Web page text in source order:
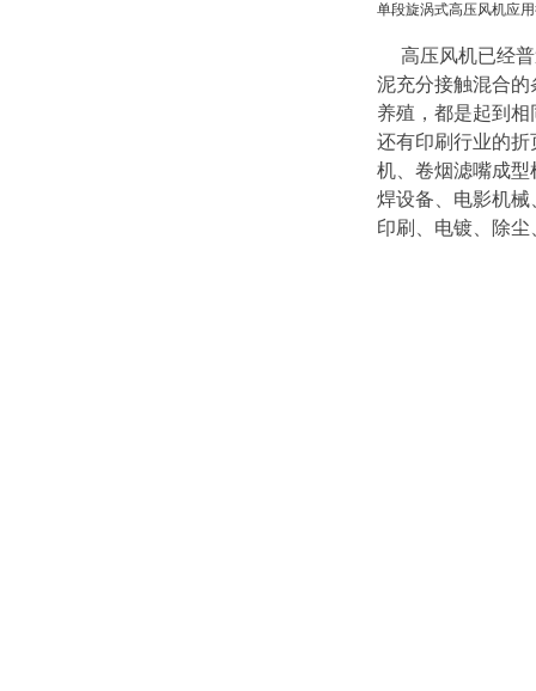
单段旋涡式高压风机应
高压风机已经普
泥充分接触混合
养殖，都是起到相
还有印刷行业的
机、卷烟滤嘴成
焊设备、电影机
印刷、电镀、除